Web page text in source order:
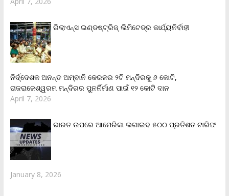
ରିଲାଏନ୍‌ସ ଇଣ୍ଡଷ୍ଟ୍ରିଜ୍ ଲିମିଟେଡ୍‌ର କାର୍ଯ୍ୟନିର୍ବାହୀ
ନିର୍ଦ୍ଦେଶକ ଅନନ୍ତ ଅମ୍ବାନି କେରଳର ୨ଟି ମନ୍ଦିରକୁ ୬ କୋଟି,
ରାଜରାଜେଶ୍ୱରମ ମନ୍ଦିରର ପୁନର୍ନିର୍ମାଣ ପାଇଁ ୧୨ କୋଟି ଦାନ
April 7, 2026
ଭାରତ ଉପରେ ଆମେରିକା ଲଗାଇବ ୫୦୦ ପ୍ରତିଶତ ଟାରିଫ
January 8, 2026